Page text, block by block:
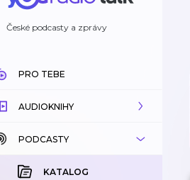
České podcasty a zprávy
PRO TEBE
AUDIOKNIHY
KATALOG
KOUPENÉ
PODCASTY
KATALOG